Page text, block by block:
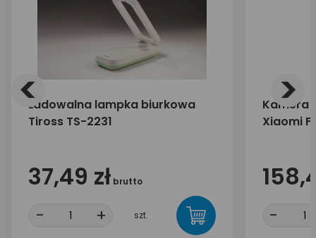
Ładowalna lampka biurkowa
Tiross TS-2231
37,49 zł brutto
- + szt.
Kamera
Xiaomi
-
< >